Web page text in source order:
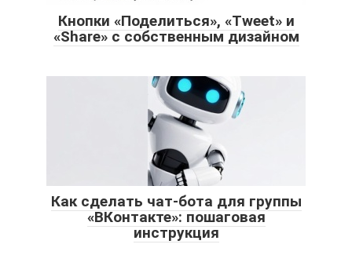
Кнопки «Поделиться», «Tweet» и
«Share» с собственным дизайном
Как сделать чат-бота для группы
«ВКонтакте»: пошаговая
инструкция